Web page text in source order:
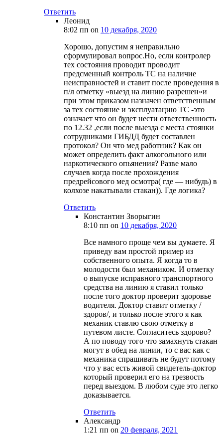
Ответить
Леонид
8:02 пп on 10 декабря, 2020
Хорошо, допустим я неправильно
сформулировал вопрос.Но, если контролер
тех состояния проводит проводит
предсменный контроль ТС на наличие
неисправностей и ставит после проведения в
п/л отметку «выезд на линию разрешен»и
при этом приказом назначен ответственным
за тех состояние и эксплуатацию ТС -это
означает что он будет нести ответственность
по 12.32 ,если после выезда с места стоянки
сотрудниками ГИБДД будет составлен
протокол? Он что мед работник? Как он
может определить факт алкогольного или
наркотического опьянения? Разве мало
случаев когда после прохождения
предрейсового мед осмотра( где — нибудь) в
колхозе накатывали стакан)). Где логика?
Ответить
Константин Зворыгин
8:10 пп on 10 декабря, 2020
Все намного проще чем вы думаете. Я
приведу вам простой пример из
собственного опыта. Я когда то в
молодости был механиком. И отметку
о выпуске исправного транспортного
средства на линию я ставил только
после того доктор проверит здоровье
водителя. Доктор ставит отметку /
здоров/, и только после этого я как
механик ставлю свою отметку в
путевом листе. Согласитесь здорово?
А по поводу того что замахнуть стакан
могут в обед на линии, то с вас как с
механика спрашивать не будут потому
что у вас есть живой свидетель-доктор
который проверил его на трезвость
перед выездом. В любом суде это легко
доказывается.
Ответить
Александр
1:21 пп on 20 февраля, 2021